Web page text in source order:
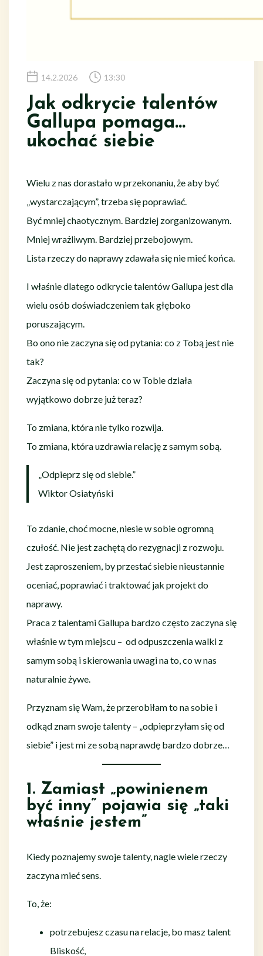
14.2.2026 13:30
Jak odkrycie talentów
Gallupa pomaga…
ukochać siebie
Wielu z nas dorastało w przekonaniu, że aby być
„wystarczającym”, trzeba się poprawiać.
Być mniej chaotycznym. Bardziej zorganizowanym.
Mniej wrażliwym. Bardziej przebojowym.
Lista rzeczy do naprawy zdawała się nie mieć końca.
I właśnie dlatego odkrycie talentów Gallupa jest dla
wielu osób doświadczeniem tak głęboko
poruszającym.
Bo ono nie zaczyna się od pytania: co z Tobą jest nie
tak?
Zaczyna się od pytania: co w Tobie działa
wyjątkowo dobrze już teraz?
To zmiana, która nie tylko rozwija.
To zmiana, która uzdrawia relację z samym sobą.
„Odpieprz się od siebie.”
Wiktor Osiatyński
To zdanie, choć mocne, niesie w sobie ogromną
czułość. Nie jest zachętą do rezygnacji z rozwoju.
Jest zaproszeniem, by przestać siebie nieustannie
oceniać, poprawiać i traktować jak projekt do
naprawy.
Praca z talentami Gallupa bardzo często zaczyna się
właśnie w tym miejscu – od odpuszczenia walki z
samym sobą i skierowania uwagi na to, co w nas
naturalnie żywe.
Przyznam się Wam, że przerobiłam to na sobie i
odkąd znam swoje talenty – „odpieprzyłam się od
siebie” i jest mi ze sobą naprawdę bardzo dobrze…
1. Zamiast „powinienem
być inny” pojawia się „taki
właśnie jestem”
Kiedy poznajemy swoje talenty, nagle wiele rzeczy
zaczyna mieć sens.
To, że:
potrzebujesz czasu na relacje, bo masz talent
Bliskość,